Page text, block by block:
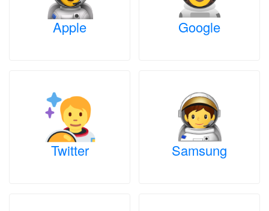
Apple Google
Twitter Samsung